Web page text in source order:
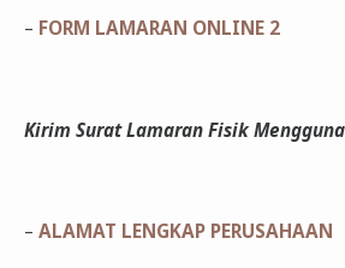
– FORM LAMARAN ONLINE 2
Kirim Surat Lamaran Fisik
– ALAMAT LENGKAP PERUSAHAAN